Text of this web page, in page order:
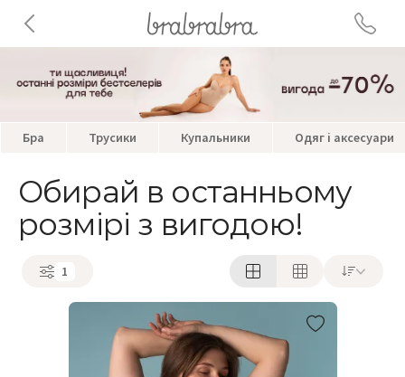
Бра Трусики Купальники Одяг і аксесуари
Обирай в останньому
розмірі з вигодою!
1